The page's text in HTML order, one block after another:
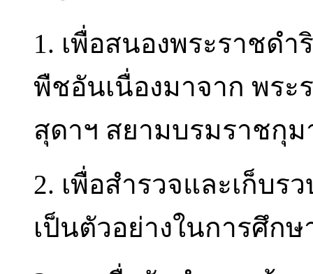
1. เพื่อสนองพระราชด
พืชอันเนื่องมาจาก พระ
สุดาฯ สยามบรมราชกุม
2. เพื่อสำรวจและเก็บร
เป็นตัวอย่างในการศึ